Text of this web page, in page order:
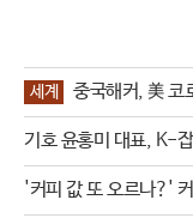
세계 중국해커, 美 코
기호 윤홍미 대표, K-
'커피 값 또 오르나?'